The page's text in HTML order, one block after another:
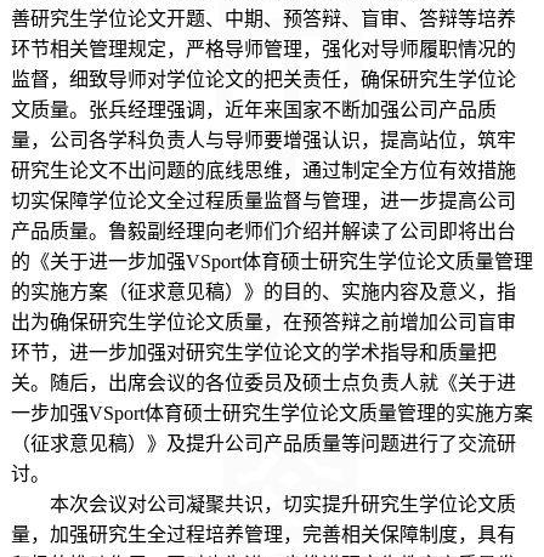
善研究生学位论文开题、中期、预答辩、盲审、答辩等培养
环节相关管理规定，严格导师管理，强化对导师履职情况的
监督，细致导师对学位论文的把关责任，确保研究生学位论
文质量。张兵经理强调，近年来国家不断加强公司产品质
量，公司各学科负责人与导师要增强认识，提高站位，筑牢
研究生论文不出问题的底线思维，通过制定全方位有效措施
切实保障学位论文全过程质量监督与管理，进一步提高公司
产品质量。鲁毅副经理向老师们介绍并解读了公司即将出台
的《关于进一步加强VSport体育硕士研究生学位论文质量管理
的实施方案（征求意见稿）》的目的、实施内容及意义，指
出为确保研究生学位论文质量，在预答辩之前增加公司盲审
环节，进一步加强对研究生学位论文的学术指导和质量把
关。随后，出席会议的各位委员及硕士点负责人就《关于进
一步加强VSport体育硕士研究生学位论文质量管理的实施方案
（征求意见稿）》及提升公司产品质量等问题进行了交流研
讨。
本次会议对公司凝聚共识，切实提升研究生学位论文质
量，加强研究生全过程培养管理，完善相关保障制度，具有